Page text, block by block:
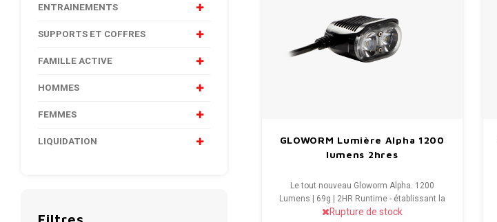
ENTRAINEMENTS
SUPPORTS ET COFFRES
FAMILLE ACTIVE
HOMMES
FEMMES
LIQUIDATION
GLOWORM Lumière Alpha 1200
lumens 2hres
Le tout nouveau Gloworm Alpha. 1200
Lumens | 69g | 2HR Runtime - établissant la
nouvelle référence pour une conduite
Rupture de stock